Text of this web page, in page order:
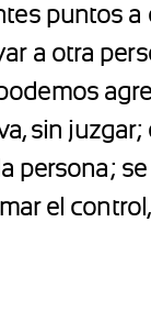
puntos
a otra
sin
persona;
el